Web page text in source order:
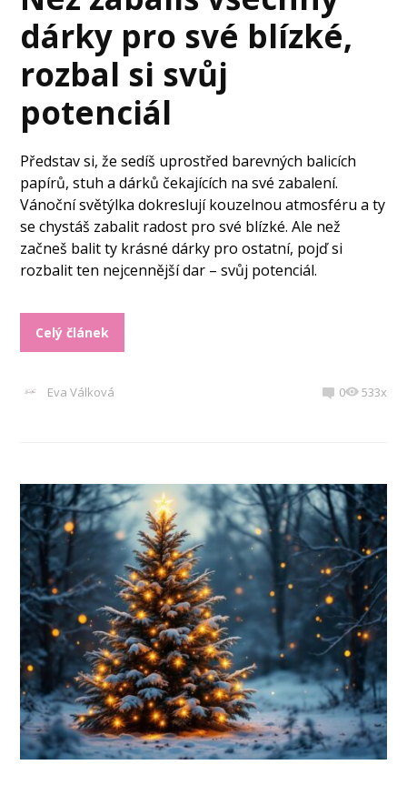
dárky pro své blízké,
rozbal si svůj
potenciál
Představ si, že sedíš uprostřed barevných balicích
papírů, stuh a dárků čekajících na své zabalení.
Vánoční světýlka dokreslují kouzelnou atmosféru a ty
se chystáš zabalit radost pro své blízké. Ale než
začneš balit ty krásné dárky pro ostatní, pojď si
rozbalit ten nejcennější dar – svůj potenciál.
Celý článek
Eva Válková 0 533x